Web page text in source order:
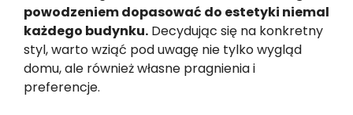
powodzeniem dopasować do estetyki niemal
każdego budynku. Decydując się na konkretny
styl, warto wziąć pod uwagę nie tylko wygląd
domu, ale również własne pragnienia i
preferencje.